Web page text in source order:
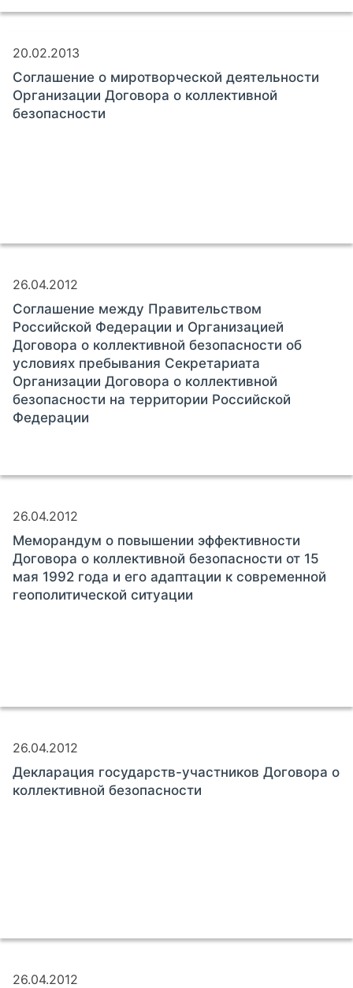
20.02.2013
Соглашение о миротворческой деятельности
Организации Договора о коллективной
безопасности
26.04.2012
Соглашение между Правительством
Российской Федерации и Организацией
Договора о коллективной безопасности об
условиях пребывания Секретариата
Организации Договора о коллективной
безопасности на территории Российской
Федерации
26.04.2012
Меморандум о повышении эффективности
Договора о коллективной безопасности от 15
мая 1992 года и его адаптации к современной
геополитической ситуации
26.04.2012
Декларация государств-участников Договора о
коллективной безопасности
26.04.2012